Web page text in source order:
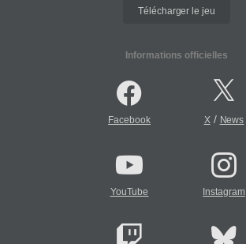
Télécharger le jeu
Informations officielles
Facebook X/ News
YouTube Instagram